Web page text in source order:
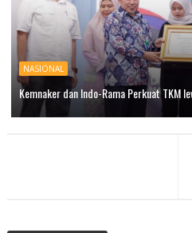
NASIONAL
Kemnaker dan Indo-Rama Perkuat TKM